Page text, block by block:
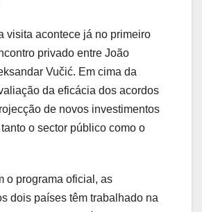
visita acontece já no primeiro
privado entre João
Vučić. Em cima da
da eficácia dos acordos
de novos investimentos
o sector público como o
o programa oficial, as
dois países têm trabalhado na